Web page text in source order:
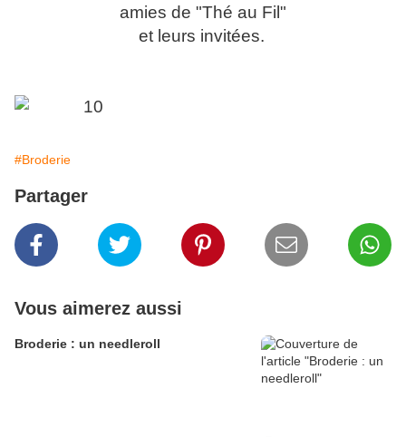
amies de "Thé au Fil"
et leurs invitées.
#Broderie
Partager
Vous aimerez aussi
Broderie : un needleroll